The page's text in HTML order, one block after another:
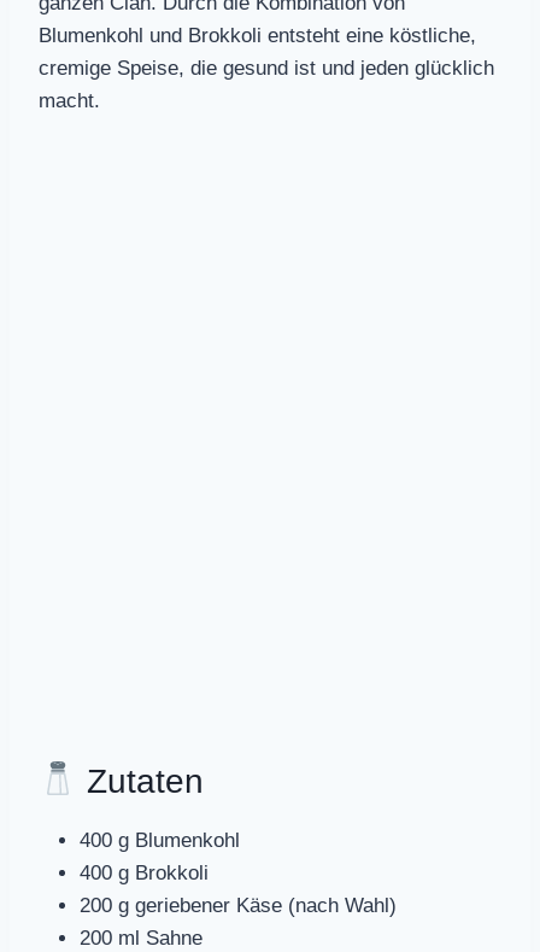
Blumenkohl und Brokkoli entsteht eine köstliche,
cremige Speise, die gesund ist und jeden glücklich
macht.
Zutaten
400 g Blumenkohl
400 g Brokkoli
200 g geriebener Käse (nach Wahl)
200 ml Sahne